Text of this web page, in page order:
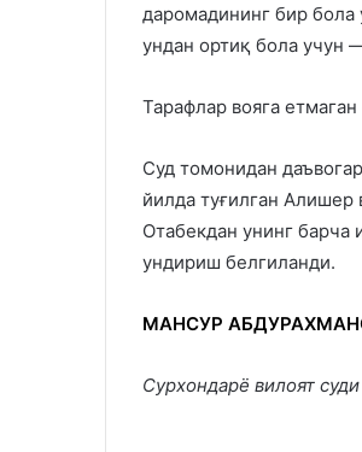
даромадининг бир
ундан ортиқ бола учун
Тарафлар вояга
Суд томонидан
йилда туғилган
Отабекдан унинг
ундириш белгиланди.
МАНСУР
Сурхондарё вилоят